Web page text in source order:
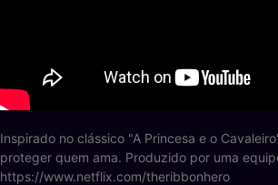
Inspirado no clássico "A Princesa e o
proteger quem ama. Produzido por uma
https://www.netflix.com/theribbonhero